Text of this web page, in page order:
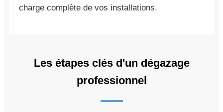
charge complète de vos installations.
Les étapes clés d'un dégazage
professionnel